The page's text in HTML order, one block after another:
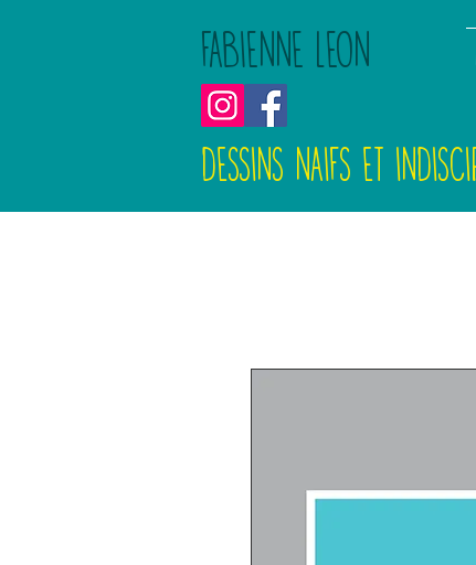
FABIENNE LEON
DESSINS NAIFS ET